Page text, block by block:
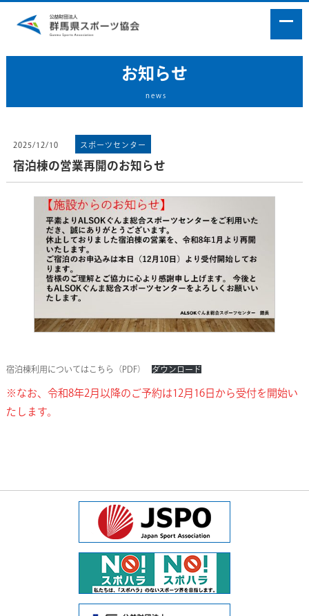
お知らせ
news
2025/12/10 スポーツセンター
宿泊棟の営業再開のお知らせ
宿泊棟利用についてはこちら（PDF） ダウンロード
※なお、令和8年2月以降のご予約は12月16日から受付を開始い
たします。